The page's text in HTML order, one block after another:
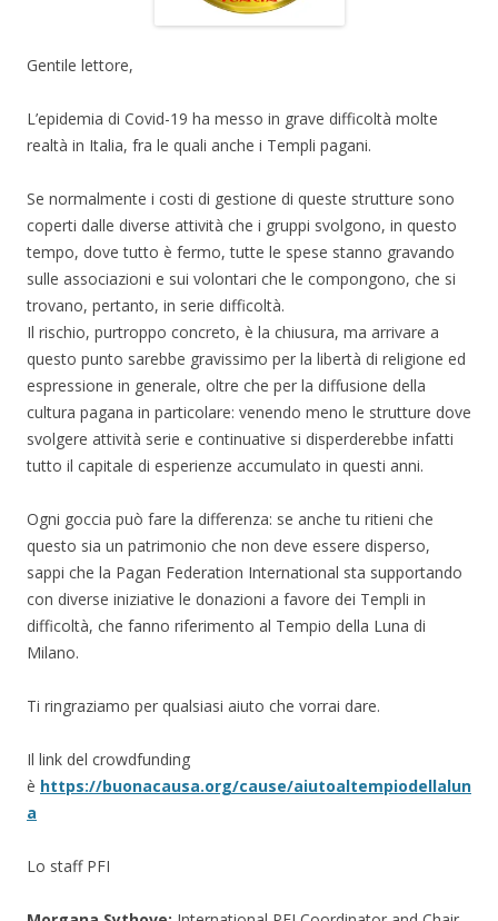
Gentile lettore,
L’epidemia di Covid-19 ha messo in grave difficoltà molte
realtà in Italia, fra le quali anche i Templi pagani.
Se normalmente i costi di gestione di queste strutture sono
coperti dalle diverse attività che i gruppi svolgono, in questo
tempo, dove tutto è fermo, tutte le spese stanno gravando
sulle associazioni e sui volontari che le compongono, che si
trovano, pertanto, in serie difficoltà.
Il rischio, purtroppo concreto, è la chiusura, ma arrivare a
questo punto sarebbe gravissimo per la libertà di religione ed
espressione in generale, oltre che per la diffusione della
cultura pagana in particolare: venendo meno le strutture dove
svolgere attività serie e continuative si disperderebbe infatti
tutto il capitale di esperienze accumulato in questi anni.
Ogni goccia può fare la differenza: se anche tu ritieni che
questo sia un patrimonio che non deve essere disperso,
sappi che la Pagan Federation International sta supportando
con diverse iniziative le donazioni a favore dei Templi in
difficoltà, che fanno riferimento al Tempio della Luna di
Milano.
Ti ringraziamo per qualsiasi aiuto che vorrai dare.
Il link del crowdfunding
è https://buonacausa.org/cause/aiutoaltempiodellalun
a
Lo staff PFI